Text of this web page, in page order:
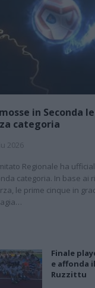
in Seconda
categoria
2026
Regionale ha
categoria. In base ai
le prime cinque in
Finale
e affonda
Ruzzittu